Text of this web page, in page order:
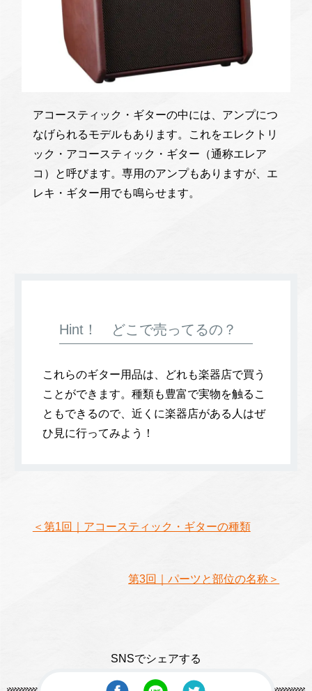
アコースティック・ギターの中には、アンプにつ
なげられるモデルもあります。これをエレクトリ
ック・アコースティック・ギター（通称エレア
コ）と呼びます。専用のアンプもありますが、エ
レキ・ギター用でも鳴らせます。
Hint！ どこで売ってるの？
これらのギター用品は、どれも楽器店で買う
ことができます。種類も豊富で実物を触るこ
ともできるので、近くに楽器店がある人はぜ
ひ見に行ってみよう！
＜第1回｜アコースティック・ギターの種類
第3回｜パーツと部位の名称＞
SNSでシェアする